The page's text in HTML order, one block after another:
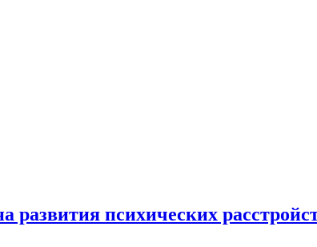
развития психических